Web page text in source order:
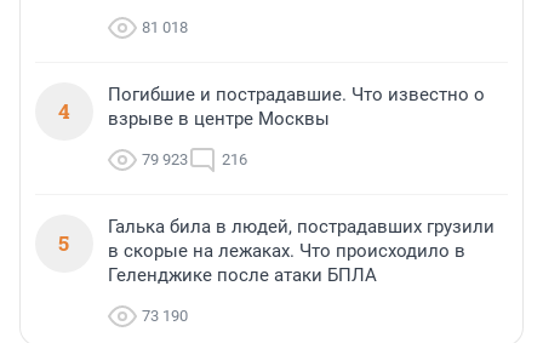
81 018
4
Погибшие и пострадавшие. Что известно о
взрыве в центре Москвы
79 923 216
5
Галька била в людей, пострадавших грузили
в скорые на лежаках. Что происходило в
Геленджике после атаки БПЛА
73 190